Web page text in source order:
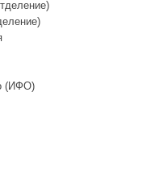
(ИФО)